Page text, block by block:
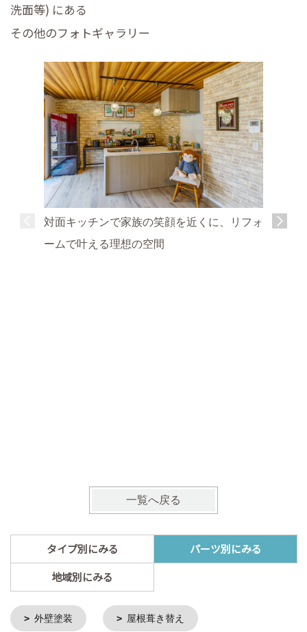
洗面等) にある
その他のフォトギャラリー
対面キッチンで家族の笑顔を近くに、リフォ
ームで叶える理想の空間
一覧へ戻る
タイプ別にみる
パーツ別にみる
地域別にみる
外壁塗装 屋根葺き替え